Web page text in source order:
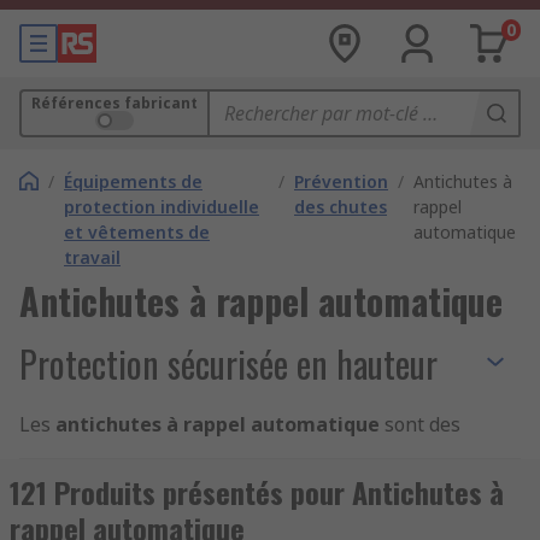
0
Références fabricant
/ Équipements de
protection individuelle
et vêtements de
travail
/ Prévention
des chutes
/ Antichutes à
rappel
automatique
Antichutes à rappel automatique
Protection sécurisée en hauteur
Les antichutes à rappel automatique sont des
essentiels pour garantir la protection de vos
équipes lors destravaux en hauteur. Ces
121 Produits présentés pour Antichutes à
rappel automatique